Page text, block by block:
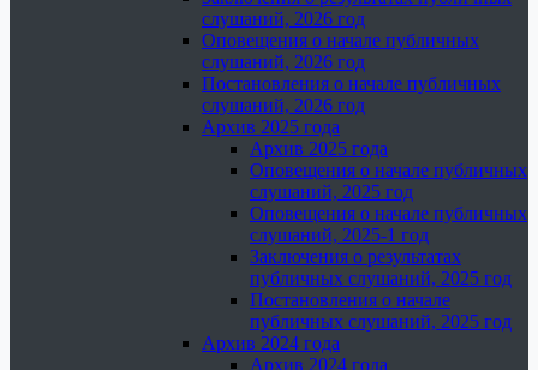
слушаний, 2026 год
Оповещения о начале публичных
слушаний, 2026 год
Постановления о начале публичных
слушаний, 2026 год
Архив 2025 года
Архив 2025 года
Оповещения о начале публичных
слушаний, 2025 год
Оповещения о начале публичных
слушаний, 2025-1 год
Заключения о результатах
публичных слушаний, 2025 год
Постановления о начале
публичных слушаний, 2025 год
Архив 2024 года
Архив 2024 года